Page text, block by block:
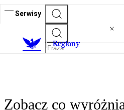
Serwisy
Regiony
Zobacz co